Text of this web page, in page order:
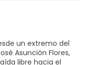
un extremo del
Asunción Flores,
libre hacia el